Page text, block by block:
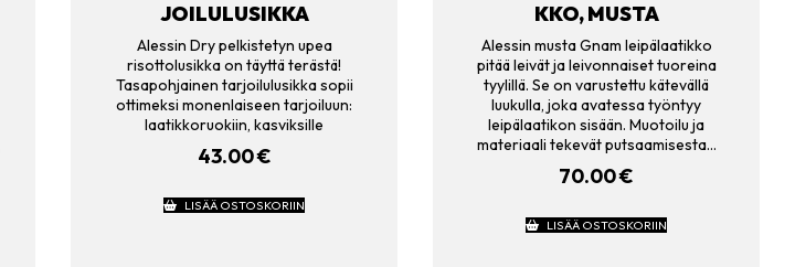
JOILULUSIKKA
Alessin Dry pelkistetyn upea
risottolusikka on täyttä terästä!
Tasapohjainen tarjoilulusikka sopii
ottimeksi monenlaiseen tarjoiluun:
laatikkoruokiin, kasviksille
43.00€
LISÄÄ OSTOSKORIIN
KKO, MUSTA
Alessin musta Gnam leipälaatikko
pitää leivät ja leivonnaiset tuoreina
tyylillä. Se on varustettu kätevällä
luukulla, joka avatessa työntyy
leipälaatikon sisään. Muotoilu ja
materiaali tekevät putsaamisesta…
70.00€
LISÄÄ OSTOSKORIIN